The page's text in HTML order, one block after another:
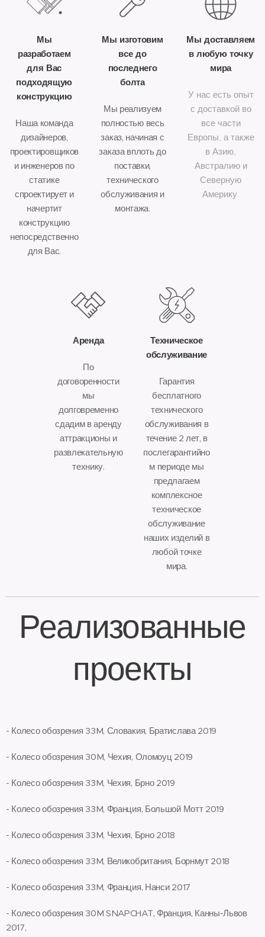
Мы
разработаем
для Вас
подходящую
конструкцию
Наша команда
дизайнеров,
проектировщиков
и инженеров по
статике
спроектирует и
начертит
конструкцию
непосредственно
для Вас.
Мы изготовим
все до
последнего
болта
Мы реализуем
полностью весь
заказ, начиная с
заказа вплоть до
поставки,
технического
обслуживания и
монтажа.
Мы доставляем
в любую точку
мира
У нас есть опыт
с доставкой во
все части
Европы, а также
в Азию,
Австралию и
Северную
Америку.
Аренда
По
договоренности
мы
долговременно
сдадим в аренду
аттракционы и
развлекательную
технику.
Техническое
обслуживание
Гарантия
бесплатного
технического
обслуживания в
течение 2 лет, в
послегарантийно
м периоде мы
предлагаем
комплексное
техническое
обслуживание
наших изделий в
любой точке
мира.
Реализованные
проекты
- Колесо обозрения 33M, Словакия, Братислава 2019
- Колесо обозрения 30M, Чехия, Оломоуц 2019
- Колесо обозрения 33M, Чехия, Брно 2019
- Колесо обозрения 33M, Франция, Большой Мотт 2019
- Колесо обозрения 33M, Чехия, Брно 2018
- Колесо обозрения 33M, Великобритания, Борнмут 2018
- Колесо обозрения 33M, Франция, Нанси 2017
- Колесо обозрения 30M SNAPCHAT, Франция, Канны-Львов
2017,